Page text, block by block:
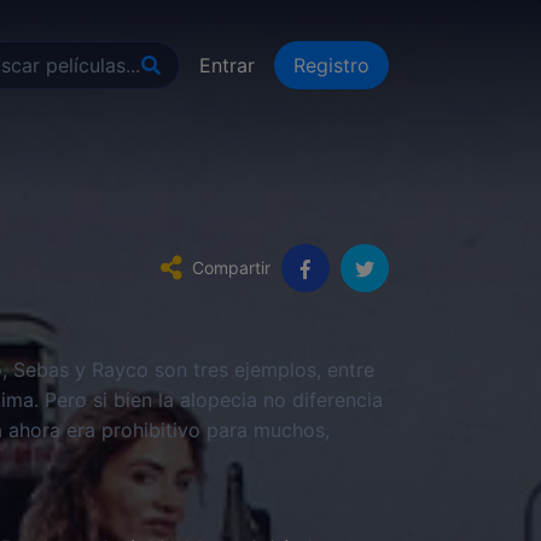
Entrar Registro
Compartir
Sebas y Rayco son tres ejemplos, entre
Pero si bien la alopecia no diferencia
era prohibitivo para muchos,
convirtiéndose así en el nuevo maná
la que descubrirán que su problema no